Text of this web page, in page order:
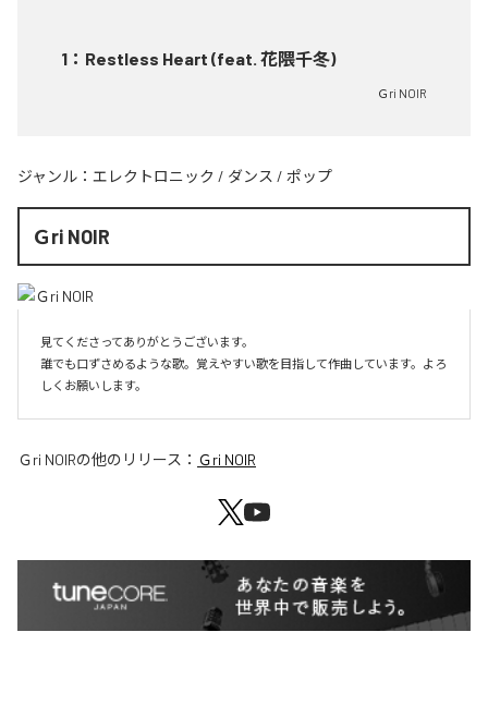
1 ： Restless Heart (feat. 花隈千冬)
Ｇri NOIR
ジャンル： エレクトロニック / ダンス / ポップ
Ｇri NOIR
見てくださってありがとうございます。
誰でも口ずさめるような歌。覚えやすい歌を目指して作曲しています。よろ
しくお願いします。
Ｇri NOIRの他のリリース： Ｇri NOIR